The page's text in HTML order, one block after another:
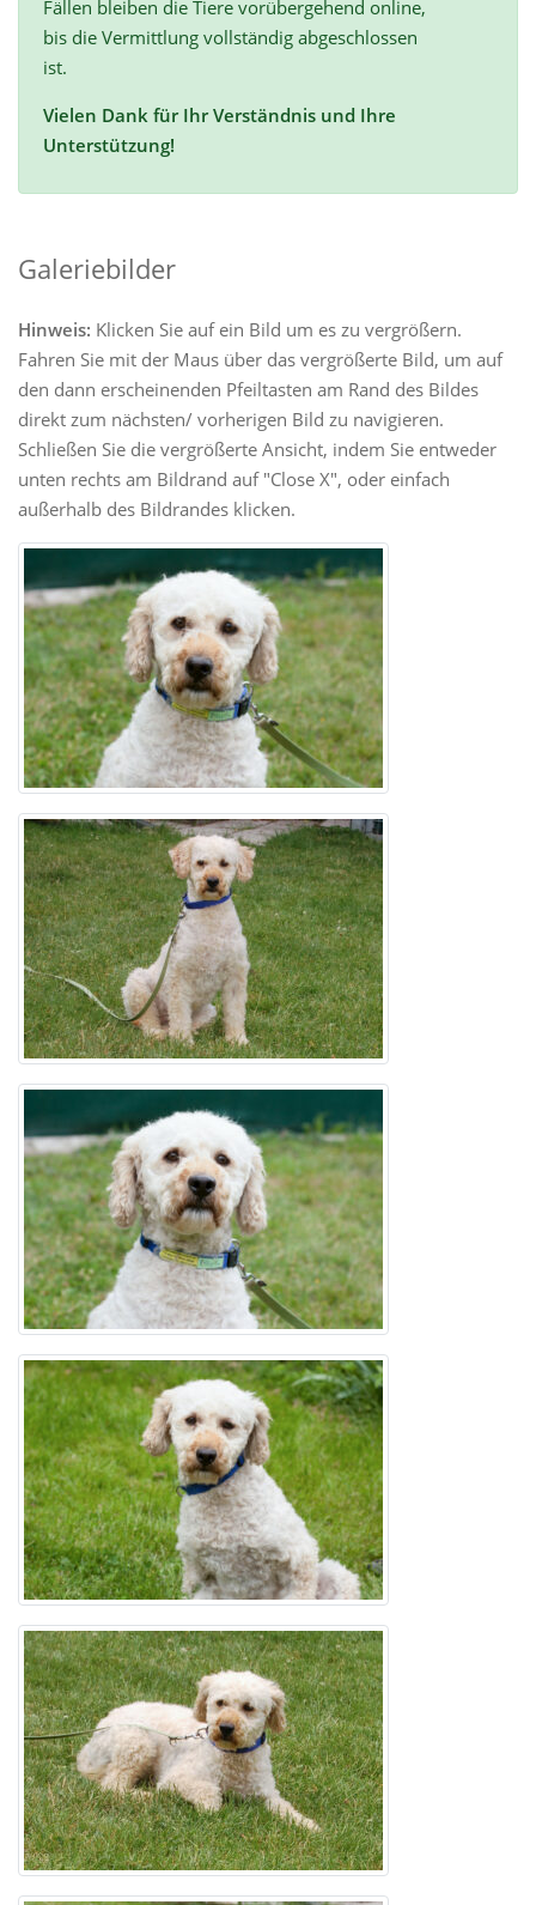
Fällen bleiben die Tiere vorübergehend online,
bis die Vermittlung vollständig abgeschlossen
ist.
Vielen Dank für Ihr Verständnis und Ihre
Unterstützung!
Galeriebilder
Hinweis: Klicken Sie auf ein Bild um es zu vergrößern.
Fahren Sie mit der Maus über das vergrößerte Bild, um auf
den dann erscheinenden Pfeiltasten am Rand des Bildes
direkt zum nächsten/ vorherigen Bild zu navigieren.
Schließen Sie die vergrößerte Ansicht, indem Sie entweder
unten rechts am Bildrand auf "Close X", oder einfach
außerhalb des Bildrandes klicken.